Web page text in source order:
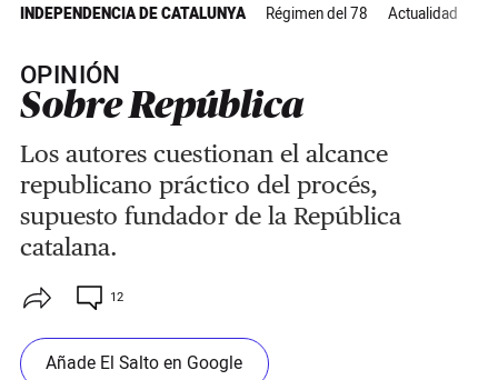
INDEPENDENCIA DE CATALUNYA Régimen del 78 Actualidad
OPINIÓN
Sobre República
Los autores cuestionan el alcance
republicano práctico del procés,
supuesto fundador de la República
catalana.
12
Añade El Salto en Google